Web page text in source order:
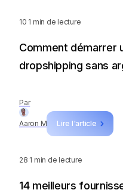
10 1 min de lecture
Par
Aaron M Lire l'article
Comment démarrer
dropshipping sans
28 1 min de lecture
14 meilleurs